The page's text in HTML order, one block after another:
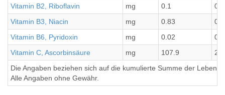
Vitamin B2, Riboflavin
mg 0.1
Vitamin B3, Niacin
mg 0.83
Vitamin B6, Pyridoxin
mg 0.02
0
Vitamin C, Ascorbinsäure
mg 107.9
Die Angaben beziehen sich auf die kumulierte Summe der
Alle Angaben ohne Gewähr.